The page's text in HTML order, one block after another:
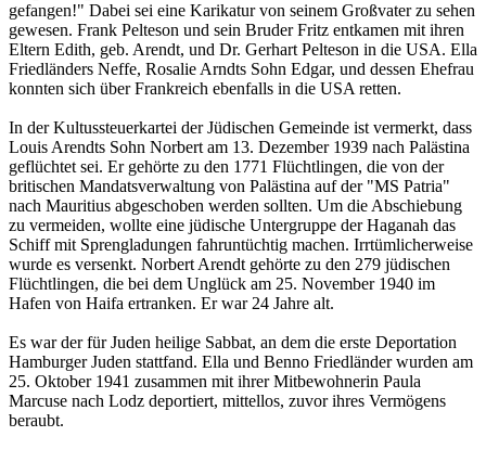
gefangen!" Dabei sei eine Karikatur von seinem Großvater zu sehen
gewesen. Frank Pelteson und sein Bruder Fritz entkamen mit ihren
Eltern Edith, geb. Arendt, und Dr. Gerhart Pelteson in die USA. Ella
Friedländers Neffe, Rosalie Arndts Sohn Edgar, und dessen Ehefrau
konnten sich über Frankreich ebenfalls in die USA retten.
In der Kultussteuerkartei der Jüdischen Gemeinde ist vermerkt, dass
Louis Arendts Sohn Norbert am 13. Dezember 1939 nach Palästina
geflüchtet sei. Er gehörte zu den 1771 Flüchtlingen, die von der
britischen Mandatsverwaltung von Palästina auf der "MS Patria"
nach Mauritius abgeschoben werden sollten. Um die Abschiebung
zu vermeiden, wollte eine jüdische Untergruppe der Haganah das
Schiff mit Sprengladungen fahruntüchtig machen. Irrtümlicherweise
wurde es versenkt. Norbert Arendt gehörte zu den 279 jüdischen
Flüchtlingen, die bei dem Unglück am 25. November 1940 im
Hafen von Haifa ertranken. Er war 24 Jahre alt.
Es war der für Juden heilige Sabbat, an dem die erste Deportation
Hamburger Juden stattfand. Ella und Benno Friedländer wurden am
25. Oktober 1941 zusammen mit ihrer Mitbewohnerin Paula
Marcuse nach Lodz deportiert, mittellos, zuvor ihres Vermögens
beraubt.